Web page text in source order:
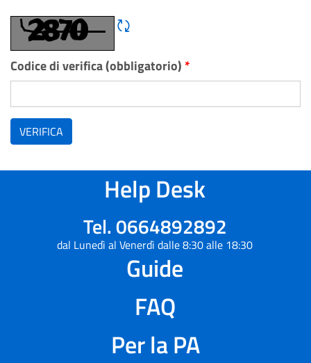
Rigene CAPTCHA
Codice di verifica (obbligatorio) *
VERIFICA
Help Desk
Tel. 0664892892
dal Lunedì al Venerdì dalle 8:30 alle 18:30
Guide
FAQ
Per la PA